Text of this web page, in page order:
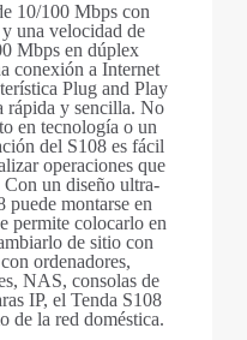
10/100 Mbps con
una velocidad de
Mbps en dúplex
conexión a Internet
Plug and Play
rápida y sencilla. No
en tecnología o un
del S108 es fácil
operaciones que
un diseño ultra-
puede montarse en
permite colocarlo en
de sitio con
ordenadores,
NAS, consolas de
IP, el Tenda S108
de la red doméstica.